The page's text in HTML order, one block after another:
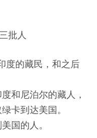
批人
度的藏民，和之后
和尼泊尔的藏人，
卡到达美国。
国的人。